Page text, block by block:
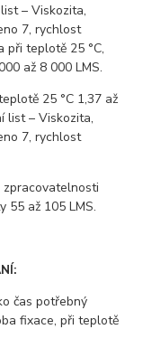
– Viskozita,
7, rychlost
při teplotě 25 °C,
až 8 000 LMS.
25 °C 1,37 až
list – Viskozita,
7, rychlost
zpracovatelnosti
55 až 105 LMS.
čas potřebný
fixace, při teplotě